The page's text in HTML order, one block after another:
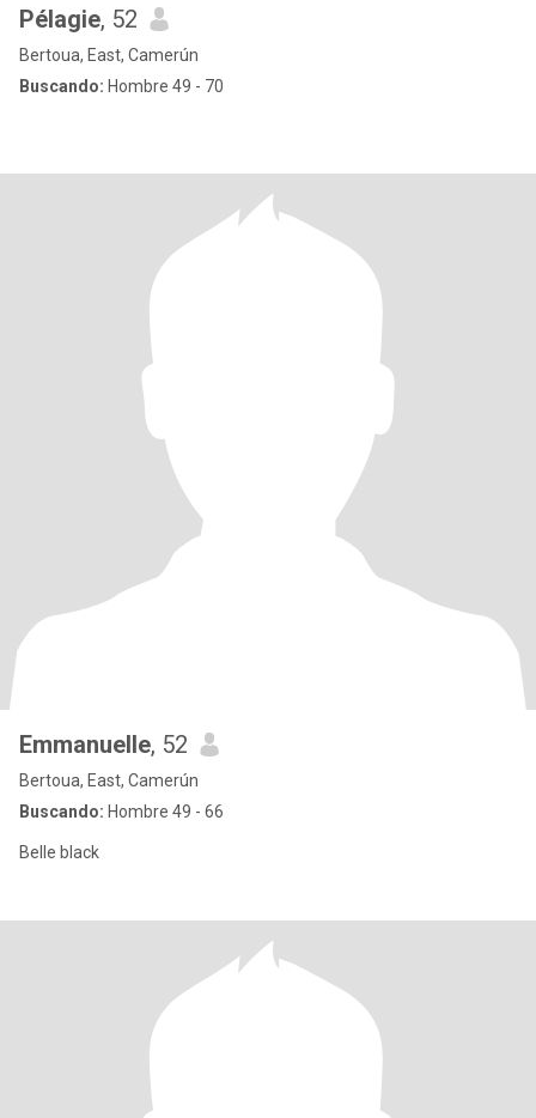
Pélagie, 52
Bertoua, East, Camerún
Buscando: Hombre 49 - 70
Emmanuelle, 52
Bertoua, East, Camerún
Buscando: Hombre 49 - 66
Belle black